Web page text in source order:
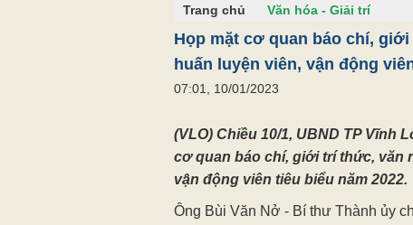
Trang chủ Văn hóa - Giải trí
Họp mặt cơ quan báo chí,
huấn luyện viên, vận động
07:01, 10/01/2023
(VLO) Chiều 10/1, UBND TP Vĩnh
cơ quan báo chí, giới trí thức, văn
vận động viên tiêu biểu năm 2022.
Ông Bùi Văn Nở - Bí thư Thành ủy